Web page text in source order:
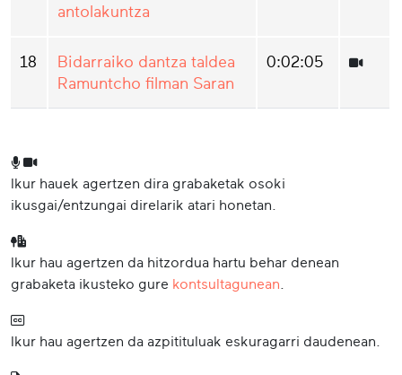
antolakuntza
18
Bidarraiko dantza taldea
Ramuntcho filman Saran
0:02:05
Ikur hauek agertzen dira grabaketak osoki
ikusgai/entzungai direlarik atari honetan.
Ikur hau agertzen da hitzordua hartu behar denean
grabaketa ikusteko gure kontsultagunean
Ikur hau agertzen da azpitituluak eskuragarri daudenean.